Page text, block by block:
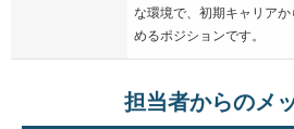
な環境で、初期キャリア
めるポジションです。
担当者からのメ